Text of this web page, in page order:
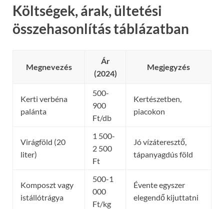
Költségek, árak, ültetési
összehasonlítás táblázatban
Megnevezés
Ár
(2024)
Megjegyzés
Kerti verbéna
palánta
500-
900
Ft/db
Kertészetben,
piacokon
Virágföld (20
liter)
1 500-
2 500
Ft
Jó vízáteresztő,
tápanyagdús föld
Komposzt vagy
istállótrágya
500-1
000
Ft/kg
Évente egyszer
elegendő kijuttatni